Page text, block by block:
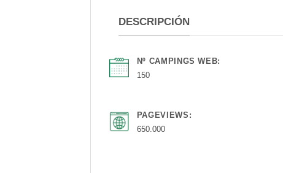
DESCRIPCIÓN
Nº CAMPINGS WEB:
150
PAGEVIEWS:
650.000